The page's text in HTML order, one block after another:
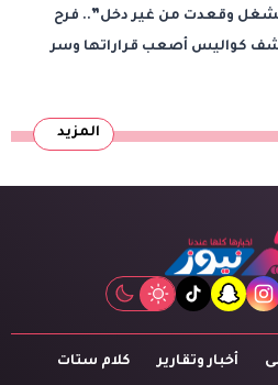
وقعدت من غير دخل”.. فرح
كواليس أصعب قراراتها وسر
المزيد
instagram
snapchat
tiktok
أخبار وتقارير كلام ستات